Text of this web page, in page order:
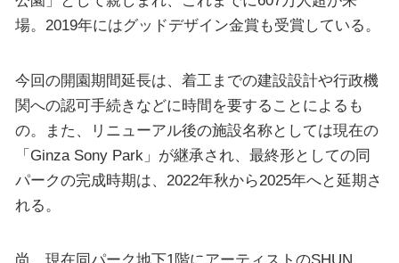
場。2019年にはグッドデザイン金賞も受賞している。
今回の開園期間延長は、着工までの建設設計や行政機
関への認可手続きなどに時間を要することによるも
の。また、リニューアル後の施設名称としては現在の
「Ginza Sony Park」が継承され、最終形としての同
パークの完成時期は、2022年秋から2025年へと延期さ
れる。